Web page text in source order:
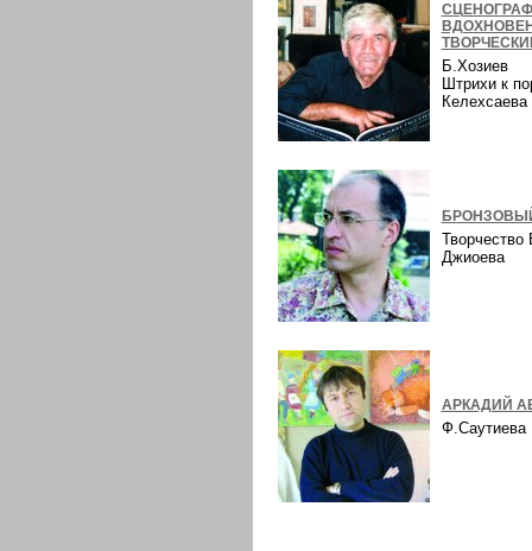
Б.Хозиев
Штрихи к
Творчество
Джиоева
АРКАДИЙ